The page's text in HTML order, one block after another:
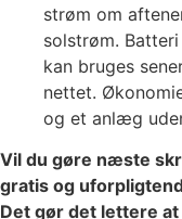
strøm om
solstrøm.
kan bruges
nettet.
og et anlæg
Vil du gøre næste
gratis og
Det gør det lettere